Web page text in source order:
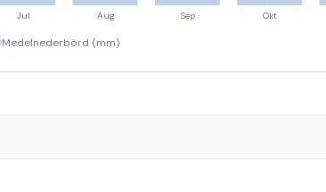
Jul Aug Sep Okt
Medelnederbörd (mm)